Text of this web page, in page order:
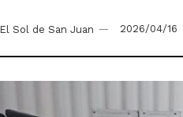
El Sol de San Juan 2026/04/16